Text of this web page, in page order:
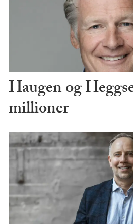
Haugen og
millioner